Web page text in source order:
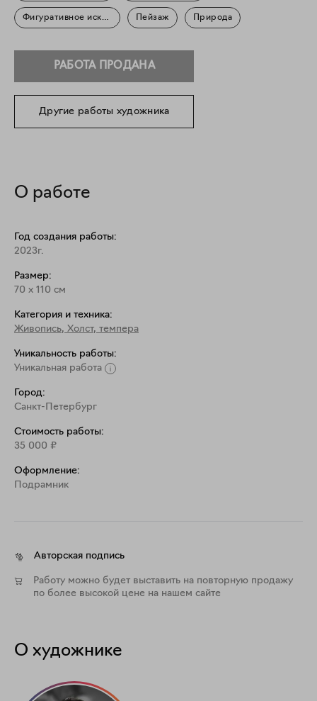
Фигуративное искусство Пейзаж Природа
РАБОТА ПРОДАНА
Другие работы художника
О работе
Год создания работы:
2023г.
Размер:
70 x 110 см
Категория и техника:
Живопись, Холст, темпера
Уникальность работы:
Уникальная работа
Город:
Санкт-Петербург
Стоимость работы:
35 000 ₽
Оформление:
Подрамник
Авторская подпись
Работу можно будет выставить на повторную продажу
по более высокой цене на нашем сайте
О художнике